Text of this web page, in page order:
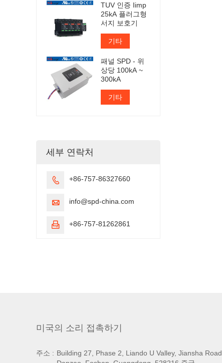
TUV 인증 Iimp
25kA 플러그형
서지 보호기
기타
패널 SPD - 위
상당 100kA ~
300kA
기타
세부 연락처
 +86-757-86327660
 info@spd-china.com
 +86-757-81262861
미국의 소리 접촉하기
주소 : Building 27, Phase 2, Liando U Valley, Jiansha Road,